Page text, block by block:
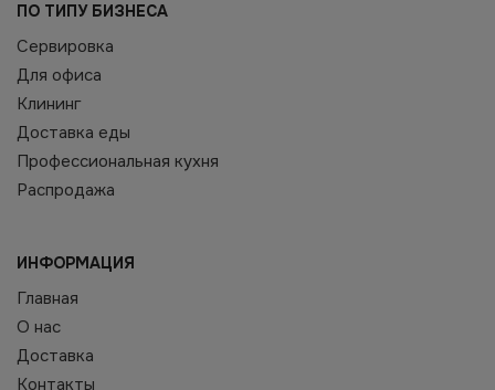
ПО ТИПУ БИЗНЕСА
Сервировка
Для офиса
Клининг
Доставка еды
Профессиональная кухня
Распродажа
ИНФОРМАЦИЯ
Главная
О нас
Доставка
Контакты